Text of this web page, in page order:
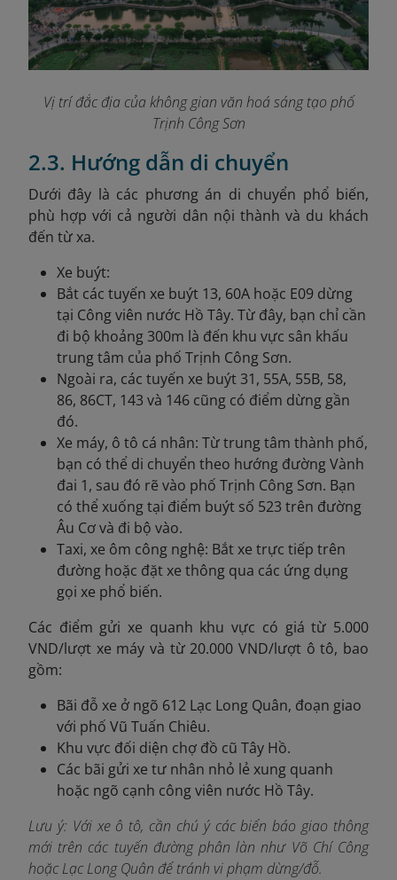
Vị trí đắc địa của không gian văn hoá sáng tạo phố
Trịnh Công Sơn
2.3. Hướng dẫn di chuyển
Dưới đây là các phương án di chuyển phổ biến,
phù hợp với cả người dân nội thành và du khách
đến từ xa.
Xe buýt:
Bắt các tuyến xe buýt 13, 60A hoặc E09 dừng
tại Công viên nước Hồ Tây. Từ đây, bạn chỉ cần
đi bộ khoảng 300m là đến khu vực sân khấu
trung tâm của phố Trịnh Công Sơn.
Ngoài ra, các tuyến xe buýt 31, 55A, 55B, 58,
86, 86CT, 143 và 146 cũng có điểm dừng gần
đó.
Xe máy, ô tô cá nhân: Từ trung tâm thành phố,
bạn có thể di chuyển theo hướng đường Vành
đai 1, sau đó rẽ vào phố Trịnh Công Sơn. Bạn
có thể xuống tại điểm buýt số 523 trên đường
Âu Cơ và đi bộ vào.
Taxi, xe ôm công nghệ: Bắt xe trực tiếp trên
đường hoặc đặt xe thông qua các ứng dụng
gọi xe phổ biến.
Các điểm gửi xe quanh khu vực có giá từ 5.000
VND/lượt xe máy và từ 20.000 VND/lượt ô tô, bao
gồm:
Bãi đỗ xe ở ngõ 612 Lạc Long Quân, đoạn giao
với phố Vũ Tuấn Chiêu.
Khu vực đối diện chợ đồ cũ Tây Hồ.
Các bãi gửi xe tư nhân nhỏ lẻ xung quanh
hoặc ngõ cạnh công viên nước Hồ Tây.
Lưu ý: Với xe ô tô, cần chú ý các biển báo giao thông
mới trên các tuyến đường phân làn như Võ Chí Công
hoặc Lạc Long Quân để tránh vi phạm dừng/đỗ.